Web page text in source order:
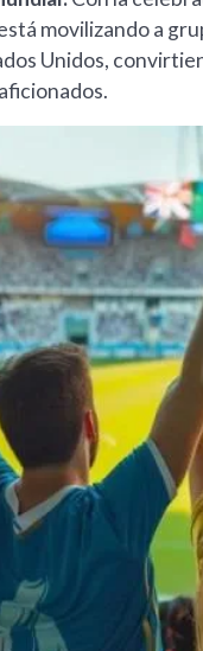
movilizando a
Unidos,